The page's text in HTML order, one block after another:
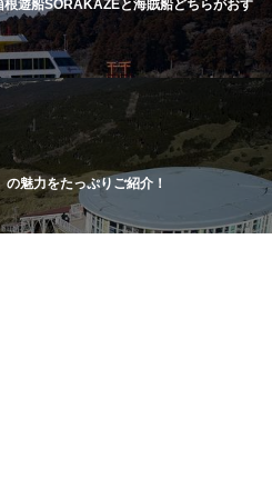
遊船SORAKAZEと海賊船どちらがおす
の魅力をたっぷりご紹介！